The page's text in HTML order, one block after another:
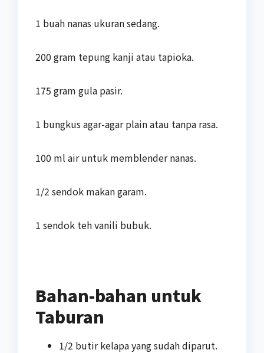
1 buah nanas ukuran sedang.
200 gram tepung kanji atau tapioka.
175 gram gula pasir.
1 bungkus agar-agar plain atau tanpa rasa.
100 ml air untuk memblender nanas.
1/2 sendok makan garam.
1 sendok teh vanili bubuk.
Bahan-bahan untuk
Taburan
1/2 butir kelapa yang sudah diparut.